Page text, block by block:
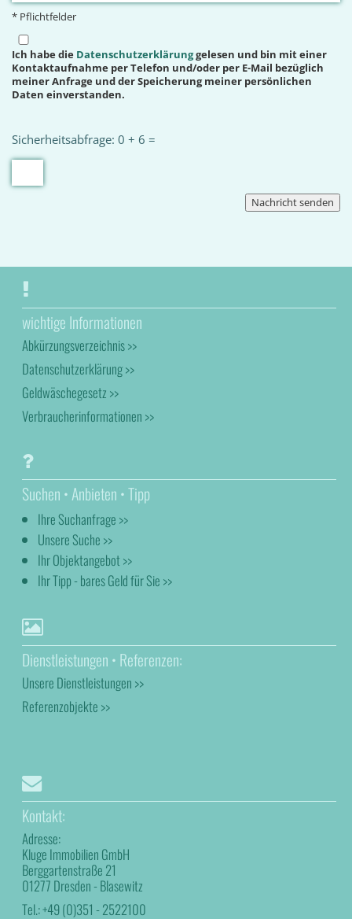
* Pflichtfelder
Ich habe die Datenschutzerklärunggelesen und bin mit einer
Kontaktaufnahme per Telefon und/oder per E-Mail bezüglich
meiner Anfrage und der Speicherung meiner persönlichen
Daten einverstanden.
Sicherheitsabfrage: 0 + 6 =
wichtige Informationen
Abkürzungsverzeichnis >>
Datenschutzerklärung >>
Geldwäschegesetz >>
Verbraucherinformationen >>
Suchen • Anbieten • Tipp
Ihre Suchanfrage >>
Unsere Suche >>
Ihr Objektangebot >>
Ihr Tipp - bares Geld für Sie >>
Dienstleistungen • Referenzen:
Unsere Dienstleistungen >>
Referenzobjekte >>
Kontakt:
Adresse:
Kluge Immobilien GmbH
Berggartenstraße 21
01277 Dresden - Blasewitz
Tel.:+49 (0)351 - 2522100